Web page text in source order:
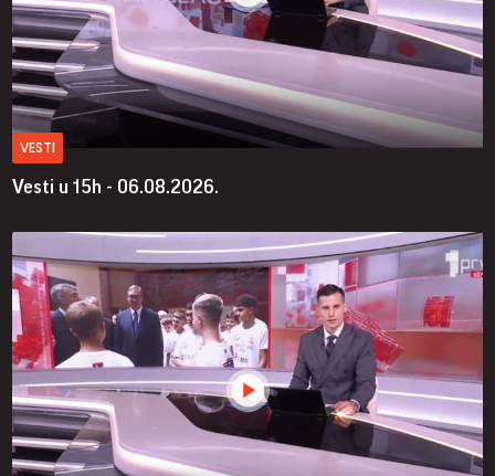
VESTI
Vesti u 15h - 06.08.2026.